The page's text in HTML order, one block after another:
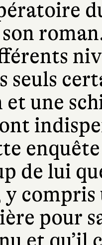
seuls
et une
de lui
y
pour